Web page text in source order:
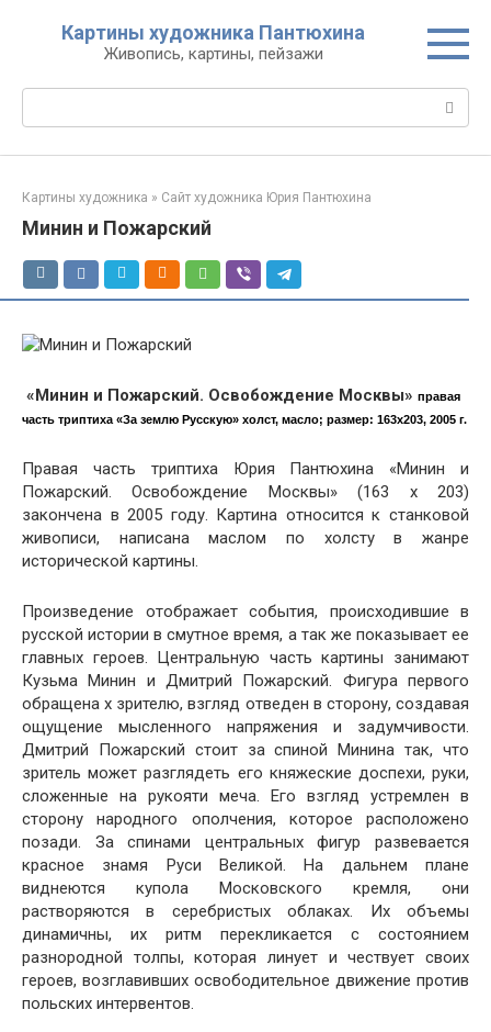
Картины художника Пантюхина
Живопись, картины, пейзажи
Поиск:
Картины художника » Сайт художника Юрия Пантюхина
Минин и Пожарский
«Минин и Пожарский. Освобождение Москвы» правая
часть триптиха «За землю Русскую» холст, масло; размер: 163х203, 2005 г.
Правая часть триптиха Юрия Пантюхина «Минин и
Пожарский. Освобождение Москвы» (163 х 203)
закончена в 2005 году. Картина относится к станковой
живописи, написана маслом по холсту в жанре
исторической картины.
Произведение отображает события, происходившие в
русской истории в смутное время, а так же показывает ее
главных героев. Центральную часть картины занимают
Кузьма Минин и Дмитрий Пожарский. Фигура первого
обращена х зрителю, взгляд отведен в сторону, создавая
ощущение мысленного напряжения и задумчивости.
Дмитрий Пожарский стоит за спиной Минина так, что
зритель может разглядеть его княжеские доспехи, руки,
сложенные на рукояти меча. Его взгляд устремлен в
сторону народного ополчения, которое расположено
позади. За спинами центральных фигур развевается
красное знамя Руси Великой. На дальнем плане
виднеются купола Московского кремля, они
растворяются в серебристых облаках. Их объемы
динамичны, их ритм перекликается с состоянием
разнородной толпы, которая линует и чествует своих
героев, возглавивших освободительное движение против
польских интервентов.